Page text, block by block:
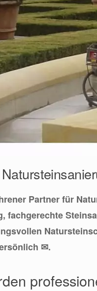
Partner für
fachgerechte
✉.